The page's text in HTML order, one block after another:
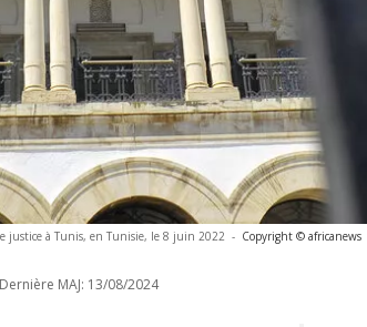
justice à Tunis, en Tunisie, le 8 juin 2022 - Copyright © africanews
Dernière MAJ: 13/08/2024